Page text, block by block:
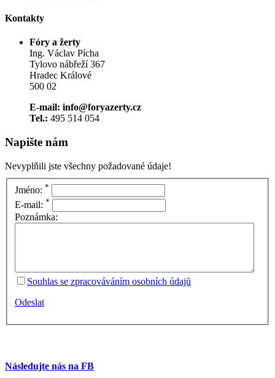
Kontakty
Fóry a žerty
Ing. Václav Pícha
Tylovo nábřeží 367
Hradec Králové
500 02
E-mail: info@foryazerty.cz
Tel.: 495 514 054
Napište nám
Nevyplňili jste všechny požadované údaje!
Jméno: *
E-mail: *
Poznámka:
Souhlas se zpracováváním osobních údajů
Odeslat
Následujte nás na FB